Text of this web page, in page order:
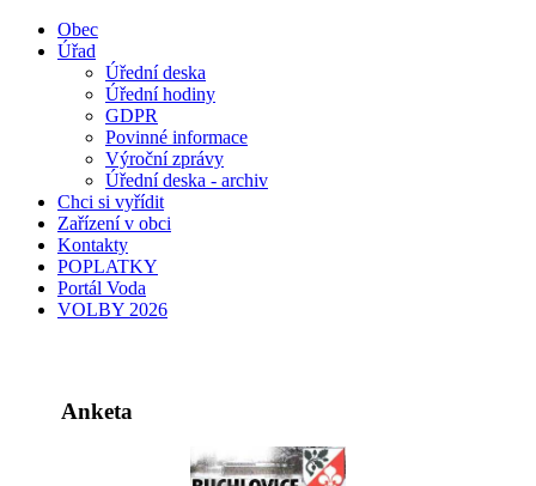
Obec
Úřad
Úřední deska
Úřední hodiny
GDPR
Povinné informace
Výroční zprávy
Úřední deska - archiv
Chci si vyřídit
Zařízení v obci
Kontakty
POPLATKY
Portál Voda
VOLBY 2026
Anketa